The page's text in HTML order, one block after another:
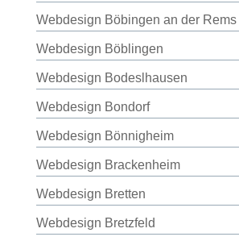
Webdesign Böbingen an der Rems
Webdesign Böblingen
Webdesign Bodeslhausen
Webdesign Bondorf
Webdesign Bönnigheim
Webdesign Brackenheim
Webdesign Bretten
Webdesign Bretzfeld